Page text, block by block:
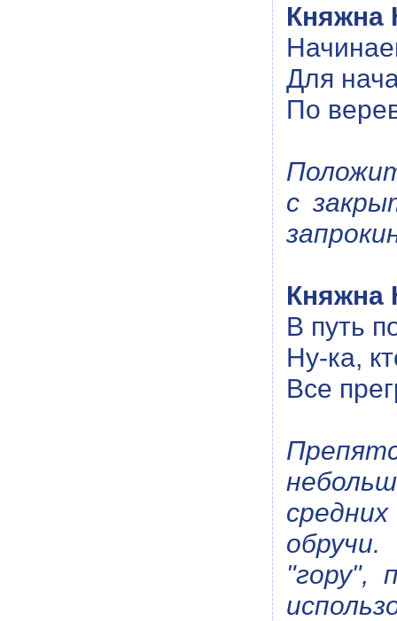
Княжна
Для
По
с
Княжна
В путь
Ну-ка,
Все
"гору",